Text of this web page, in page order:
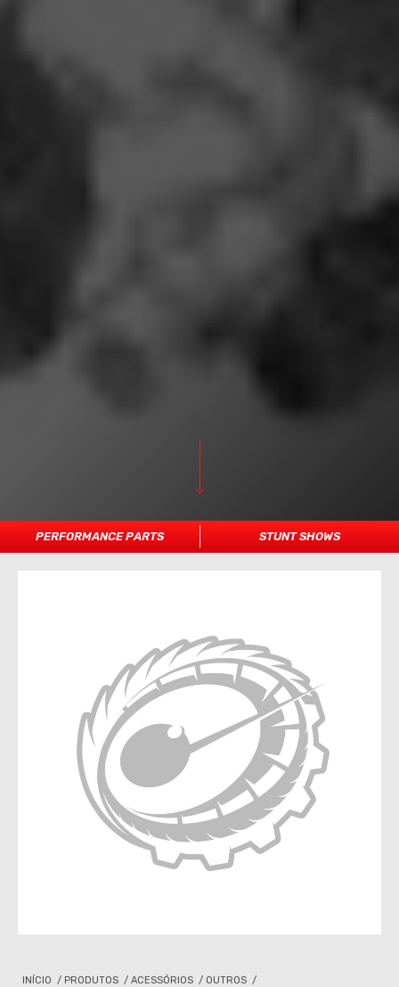
PERFORMANCE PARTS STUNT SHOWS
INÍCIO / PRODUTOS / ACESSÓRIOS / OUTROS /